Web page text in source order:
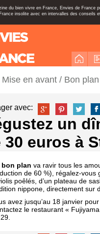
du bien vivre en France, Envies de France
insolite avec en intervalles des conseils
Mise en avant / Bon
avec:
un
30 euros à
bon plan va ravir tous les
de 60 %), régalez-vous
poêlés, d’un plateau de
nippone, directement sur
avez jusqu’au 18 janvier
le restaurant «